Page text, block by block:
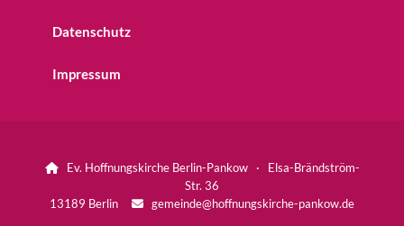
Datenschutz
Impressum
Ev. Hoffnungskirche Berlin-Pankow · Elsa-Brändström-
Str. 36
13189 Berlin
 gemeinde@hoffnungskirche-pankow.de